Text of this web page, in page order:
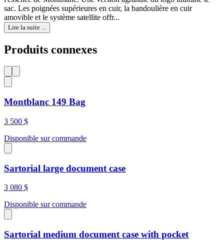
sac. Les poignées supérieures en cuir, la bandoulière en cuir
amovible et le système satellite offr...
Lire la suite ...
Produits connexes
Montblanc 149 Bag
3 500 $
Disponible sur commande
Sartorial large document case
3 080 $
Disponible sur commande
Sartorial medium document case with pocket